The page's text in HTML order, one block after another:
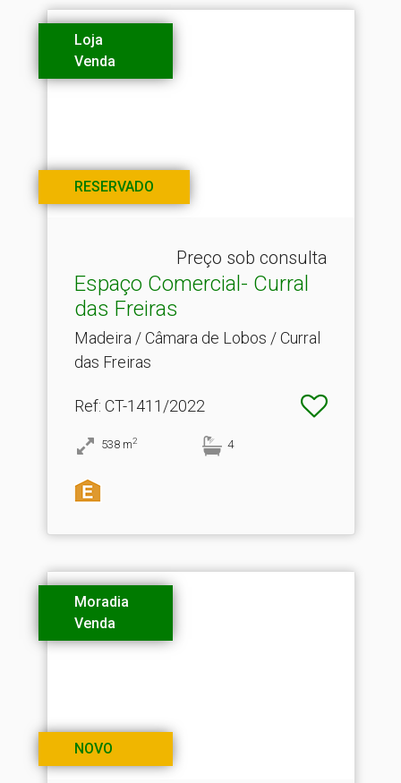
Loja
Venda
RESERVADO
Preço sob consulta
Espaço Comercial- Curral
das Freiras
Madeira / Câmara de Lobos / Curral
das Freiras
Ref: CT-1411/2022
538 m2 4
Moradia
Venda
NOVO